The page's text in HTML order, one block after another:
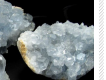
。取り扱いには御注意ください。
さまざまとなります。